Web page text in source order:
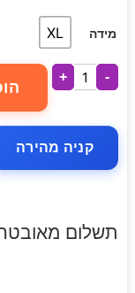
מידה XL
-
+
קניה מהירה
תשלום